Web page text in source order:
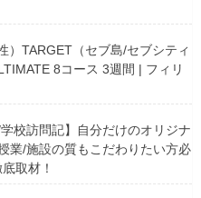
）TARGET（セブ島/セブシティ
8コース 3週間 | フィリ
学校訪問記】自分だけのオリジナ
業/施設の質もこだわりたい方必
取材！